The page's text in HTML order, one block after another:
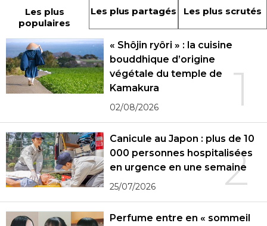
Les plus
populaires
Les plus partagés Les plus scrutés
1
« Shôjin ryôri » : la cuisine
bouddhique d’origine
végétale du temple de
Kamakura
02/08/2026
2
Canicule au Japon : plus de 10
000 personnes hospitalisées
en urgence en une semaine
25/07/2026
Perfume entre en « sommeil